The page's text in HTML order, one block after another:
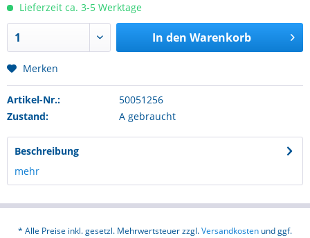
Lieferzeit ca. 3-5 Werktage
In den Warenkorb
Merken
Artikel-Nr.:
50051256
Zustand:
A gebraucht
Beschreibung
mehr
* Alle Preise inkl. gesetzl. Mehrwertsteuer zzgl.Versandkosten und ggf.